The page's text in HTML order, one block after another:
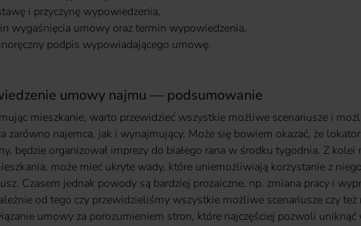
i przyczynę wypowiedzenia,
wygaśnięcia umowy oraz termin wypowiedzenia,
podpis wypowiadającego umowę.
umowy najmu — podsumowanie
mieszkanie, warto przewidzieć wszystkie możliwe scenariusze i
zarówno najemca, jak i wynajmujący. Może się bowiem okazać, że
będzie organizował imprezy do białego rana w środku tygodnia. Z
może mieć ukryte wady, które uniemożliwiają korzystanie z
Czasem jednak powody są bardziej prozaiczne, np. zmiana pracy i
od tego czy przewidzieliśmy wszystkie możliwe scenariusze czy
umowy za porozumieniem stron, które najczęściej pozwoli